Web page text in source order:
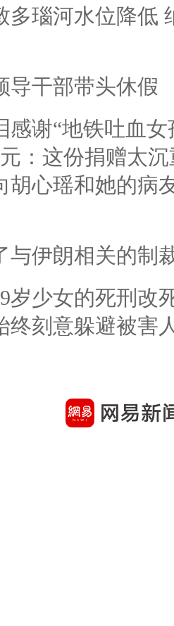
多瑙河水位降低
导干部带头休假
感谢“地铁吐血
：这份捐赠太
胡心瑶和她的病
与伊朗相关的制
岁少女的死刑改
终刻意躲避被害